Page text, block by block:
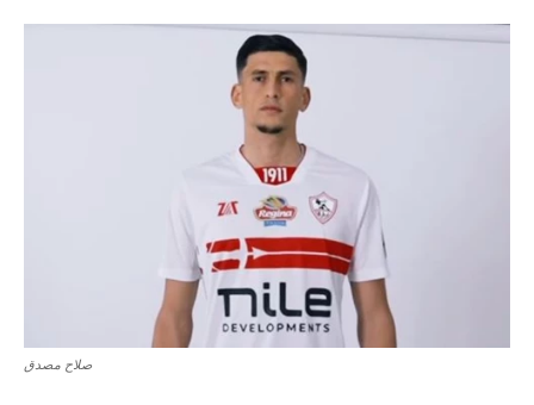
صلاح مصدق